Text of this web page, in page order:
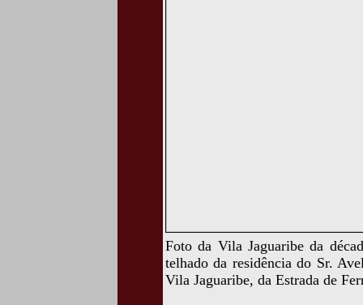
Foto da Vila Jaguaribe da
telhado da residência do Sr.
Vila Jaguaribe, da Estrada de